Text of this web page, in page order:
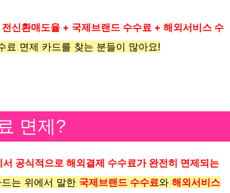
신환매도율 + 국제브랜드 수수료 + 해외서비스 수
료 면제 카드를 찾는 분들이 많아요!
면제?
서 공식적으로 해외결제 수수료가 완전히 면제되는
는 위에서 말한 국제브랜드 수수료와 해외서비스